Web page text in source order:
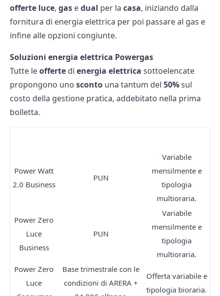
offerte luce, gas edual per la casa, iniziando dalla
fornitura di energia elettrica per poi passare al gas e
infine alle opzioni congiunte.
Soluzioni energia elettrica Powergas
Tutte leofferte di energia elettrica sottoelencate
propongono uno sconto una tantum del 50%sul
costo della gestione pratica, addebitato nella prima
bolletta.
Power Watt
2.0 Business
PUN
Variabile
mensilmente e
tipologia
multioraria.
Power Zero
Luce
Business
PUN
Variabile
mensilmente e
tipologia
multioraria.
Power Zero
Luce
Base trimestrale con le
condizioni di ARERA +
Offerta variabile e
tipologia bioraria.